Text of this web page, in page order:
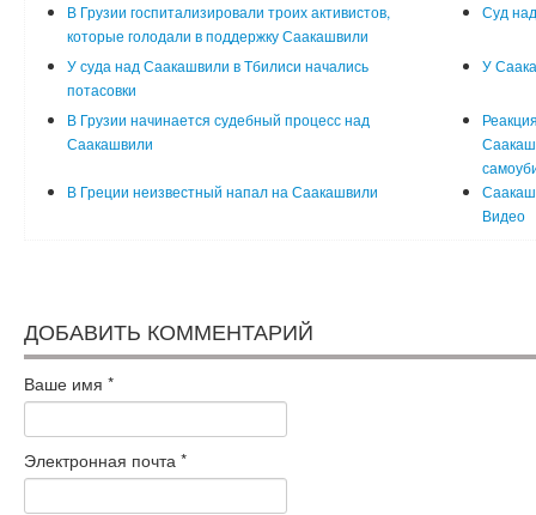
В Грузии госпитализировали троих активистов,
которые голодали в поддержку Саакашвили
Суд
У суда над Саакашвили в Тбилиси начались
потасовки
У
В Грузии начинается судебный процесс над
Саакашвили
В Греции неизвестный напал на Саакашвили
Видео
ДОБАВИТЬ КОММЕНТАРИЙ
Ваше имя *
Электронная почта *